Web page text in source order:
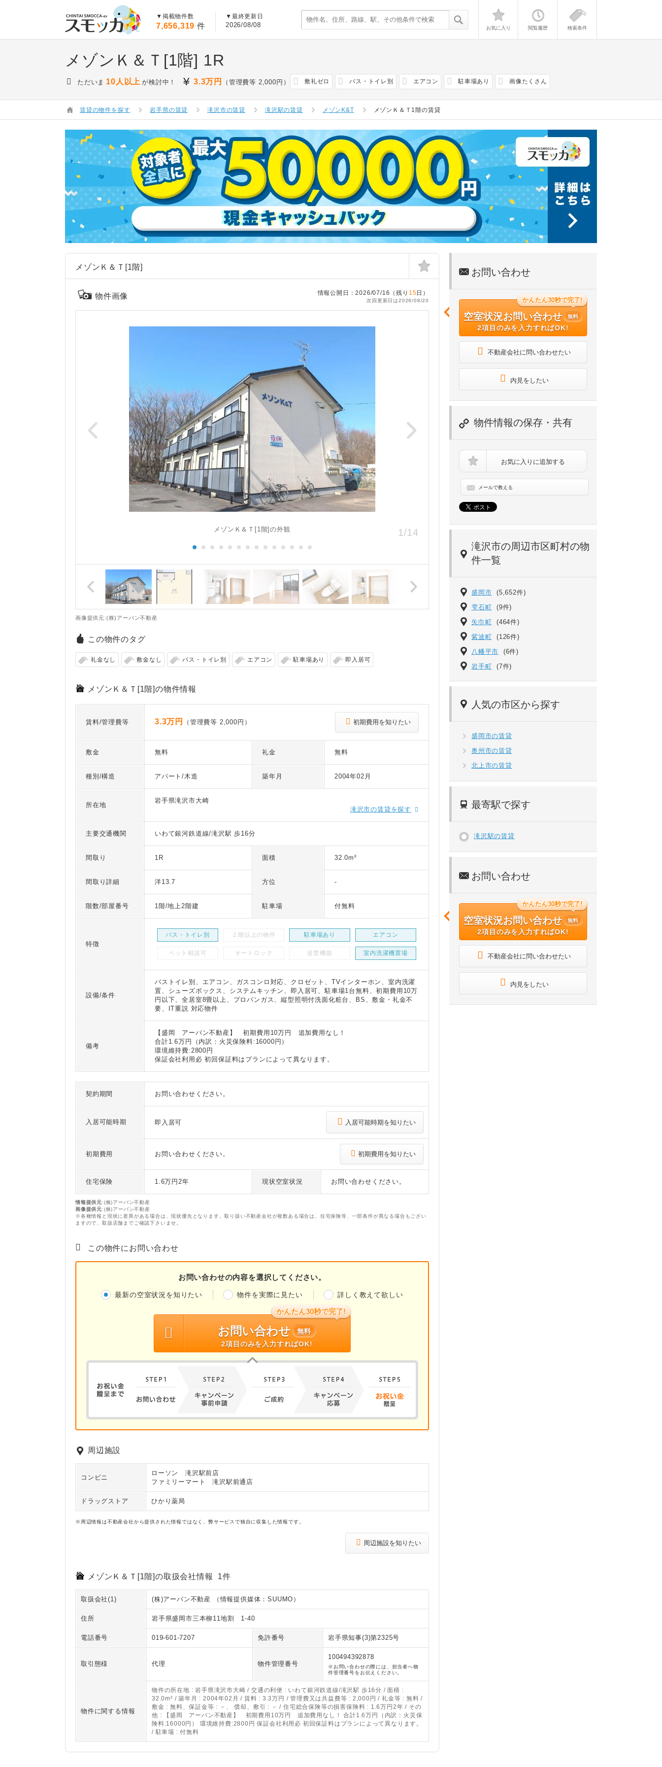
▼掲載物件数
7,656,319 件
▼最終更新日
2026/08/08 お気に入り 閲覧履歴 検索条件
メゾンＫ＆Ｔ[1階] 1R
ただいま 10人以上 が検討中！ 3.3万円 （管理費等 2,000円） 敷礼ゼロ バス・トイレ別 エアコン 駐車場あり 画像たくさん
賃貸の物件を探す 岩手県の賃貸 滝沢市の賃貸 滝沢駅の賃貸 メゾンK&T メゾンＫ＆Ｔ1階の賃貸
メゾンＫ＆Ｔ[1階]
情報公開日：2026/07/16（残り 15日）
次回更新日は2026/08/20
物件画像
1/14
メゾンＫ＆Ｔ[1階]の外観
画像提供元:(株)アーバン不動産
この物件のタグ
礼金なし 敷金なし バス・トイレ別 エアコン 駐車場あり 即入居可
メゾンＫ＆Ｔ[1階]の物件情報
賃料/管理費等 3.3万円 （管理費等 2,000円） 初期費用を知りたい
敷金 無料 礼金 無料
種別/構造 アパート/木造 築年月 2004年02月
所在地
岩手県滝沢市大崎
滝沢市の賃貸を探す
主要交通機関 いわて銀河鉄道線/滝沢駅 歩16分
間取り 1R 面積 32.0m²
間取り詳細 洋13.7 方位 -
階数/部屋番号 1階/地上2階建 駐車場 付無料
特徴
バス・トイレ別 ２階以上の物件 駐車場あり エアコン
ペット相談可 オートロック 追焚機能 室内洗濯機置場
設備/条件
バストイレ別、エアコン、ガスコンロ対応、クロゼット、TVインターホン、室内洗濯
置、シューズボックス、システムキッチン、即入居可、駐車場1台無料、初期費用10万
円以下、全居室8畳以上、プロパンガス、縦型照明付洗面化粧台、BS、敷金・礼金不
要、IT重説 対応物件
備考
【盛岡 アーバン不動産】 初期費用10万円 追加費用なし！
合計1.6万円（内訳：火災保険料:16000円）
環境維持費:2800円
保証会社利用必 初回保証料はプランによって異なります。
契約期間 お問い合わせください。
入居可能時期 即入居可 入居可能時期を知りたい
初期費用 お問い合わせください。 初期費用を知りたい
住宅保険 1.6万円2年 現状空室状況 お問い合わせください。
情報提供元:(株)アーバン不動産
画像提供元:(株)アーバン不動産
※各種情報と現状に差異がある場合は、現状優先となります。取り扱い不動産会社が複数ある場合は、住宅保険等、一部条件が異なる場合もござい
ますので、取扱店舗までご確認下さいませ。
この物件にお問い合わせ
お問い合わせの内容を選択してください。
最新の空室状況を知りたい 物件を実際に見たい 詳しく教えて欲しい
かんたん30秒で完了!
お問い合わせ
無料
2項目のみを入力すればOK!
周辺施設
コンビニ
ローソン 滝沢駅前店
ファミリーマート 滝沢駅前通店
ドラッグストア ひかり薬局
※周辺情報は不動産会社から提供された情報ではなく、弊サービスで独自に収集した情報です。
周辺施設を知りたい
メゾンＫ＆Ｔ[1階]の取扱会社情報 1件
取扱会社(1) (株)アーバン不動産 （情報提供媒体：SUUMO）
住所 岩手県盛岡市三本柳11地割 1-40
電話番号 019-601-7207 免許番号 岩手県知事(3)第2325号
取引態様 代理 物件管理番号
100494392878
※お問い合わせの際には、担当者へ物
件管理番号をお伝えください。
物件に関する情報
物件の所在地 : 岩手県滝沢市大崎 / 交通の利便 : いわて銀河鉄道線/滝沢駅 歩16分 / 面積 :
32.0m² / 築年月 : 2004年02月 / 賃料 : 3.3万円 / 管理費又は共益費等 : 2,000円 / 礼金等 : 無料 /
敷金 : 無料、保証金等 : －、 償却、敷引 : － / 住宅総合保険等の損害保険料 : 1.6万円2年 / その
他 : 【盛岡 アーバン不動産】 初期費用10万円 追加費用なし！ 合計1.6万円（内訳：火災保
険料:16000円） 環境維持費:2800円 保証会社利用必 初回保証料はプランによって異なります。
/ 駐車場 : 付無料
お問い合わせ
かんたん30秒で完了!
空室状況お問い合わせ 無料
2項目のみを入力すればOK!
不動産会社に問い合わせたい
内見をしたい
物件情報の保存・共有
お気に入りに追加する
メールで教える
滝沢市の周辺市区町村の物
件一覧
盛岡市 (5,652件)
雫石町 (9件)
矢巾町 (464件)
紫波町 (126件)
八幡平市 (6件)
岩手町 (7件)
人気の市区から探す
盛岡市の賃貸
奥州市の賃貸
北上市の賃貸
最寄駅で探す
滝沢駅の賃貸
お問い合わせ
かんたん30秒で完了!
空室状況お問い合わせ 無料
2項目のみを入力すればOK!
不動産会社に問い合わせたい
内見をしたい